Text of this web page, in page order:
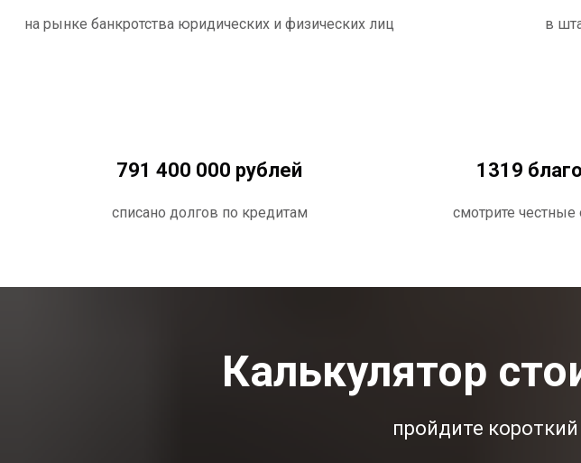
на рынке банкротства юридических и физических лиц в
791 400 000 рублей
списано долгов по кредитам
1319
смотрите
Калькулятор
пройдите